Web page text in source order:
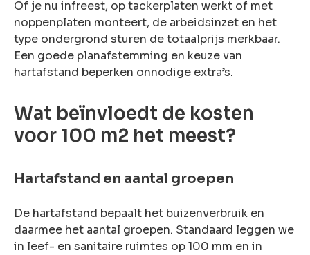
Of je nu infreest, op tackerplaten werkt of met
noppenplaten monteert, de arbeidsinzet en het
type ondergrond sturen de totaalprijs merkbaar.
Een goede planafstemming en keuze van
hartafstand beperken onnodige extra’s.
Wat beïnvloedt de kosten
voor 100 m2 het meest?
Hartafstand en aantal groepen
De hartafstand bepaalt het buizenverbruik en
daarmee het aantal groepen. Standaard leggen we
in leef- en sanitaire ruimtes op 100 mm en in